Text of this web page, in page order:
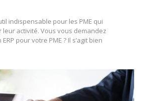
indispensable pour les PME qui
activité. Vous vous demandez
pour votre PME ? Il s’agit bien